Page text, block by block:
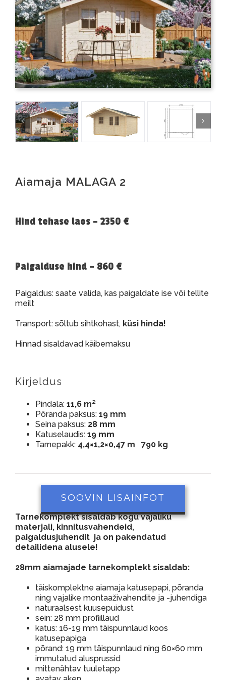
Aiamaja MALAGA 2
Hind tehase laos – 2350 €
Paigalduse hind – 860 €
Paigaldus: saate valida, kas paigaldate ise või tellite
meilt
Transport: sõltub sihtkohast, küsi hinda!
Hinnad sisaldavad käibemaksu
Kirjeldus
Pindala: 11,6 m²
Põranda paksus: 19 mm
Seina paksus: 28 mm
Katuselaudis: 19 mm
Tarnepakk: 4,4×1,2×0,47 m 790 kg
SOOVIN LISAINFOT
Tarnekomplekt sisaldab kogu vajaliku
materjali, kinnitusvahendeid,
paigaldusjuhendit ja on pakendatud
detailidena alusele!
28mm aiamajade tarnekomplekt sisaldab:
täiskomplektne aiamaja katusepapi, põranda
ning vajalike montaaživahendite ja -juhendiga
naturaalsest kuusepuidust
sein: 28 mm profiillaud
katus: 16-19 mm täispunnlaud koos
katusepapiga
põrand: 19 mm täispunnlaud ning 60×60 mm
immutatud alusprussid
mittenähtav tuuletapp